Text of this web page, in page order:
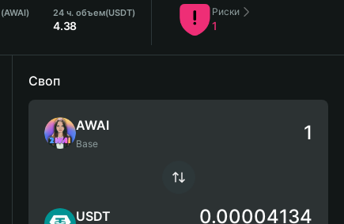
24 ч. объем(USDT)
4.38
Риски
1
Своп
AWAI
Base
USDT 0.00004134